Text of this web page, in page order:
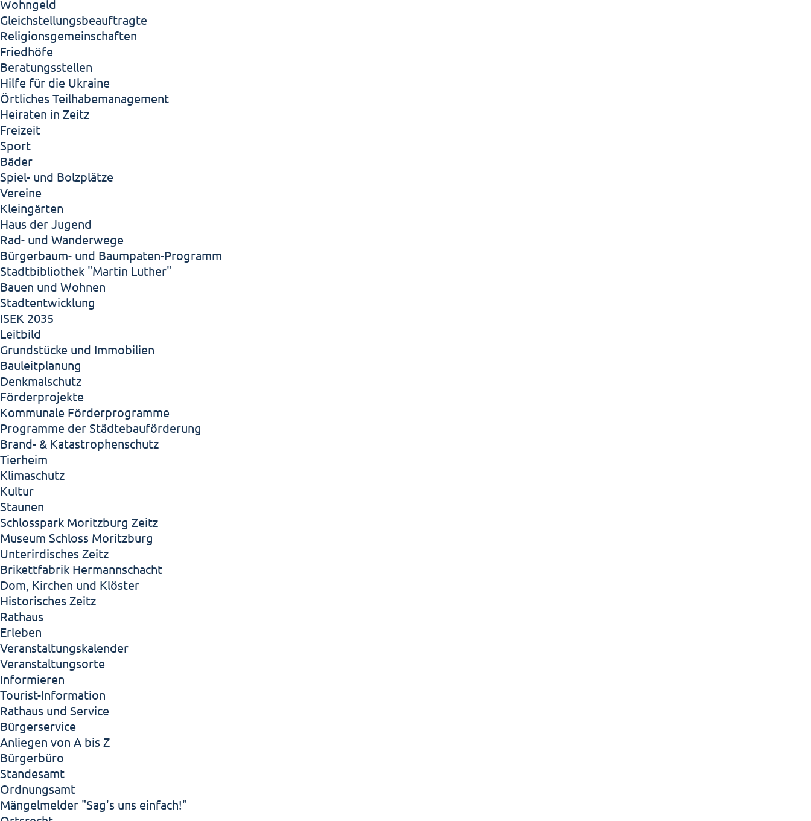
Wohngeld
Gleichstellungsbeauftragte
Religionsgemeinschaften
Friedhöfe
Beratungsstellen
Hilfe für die Ukraine
Örtliches Teilhabemanagement
Heiraten in Zeitz
Freizeit
Sport
Bäder
Spiel- und Bolzplätze
Vereine
Kleingärten
Haus der Jugend
Rad- und Wanderwege
Bürgerbaum- und Baumpaten-Programm
Stadtbibliothek "Martin Luther"
Bauen und Wohnen
Stadtentwicklung
ISEK 2035
Leitbild
Grundstücke und Immobilien
Bauleitplanung
Denkmalschutz
Förderprojekte
Kommunale Förderprogramme
Programme der Städtebauförderung
Brand- & Katastrophenschutz
Tierheim
Klimaschutz
Kultur
Staunen
Schlosspark Moritzburg Zeitz
Museum Schloss Moritzburg
Unterirdisches Zeitz
Brikettfabrik Hermannschacht
Dom, Kirchen und Klöster
Historisches Zeitz
Rathaus
Erleben
Veranstaltungskalender
Veranstaltungsorte
Informieren
Tourist-Information
Rathaus und Service
Bürgerservice
Anliegen von A bis Z
Bürgerbüro
Standesamt
Ordnungsamt
Mängelmelder "Sag's uns einfach!"